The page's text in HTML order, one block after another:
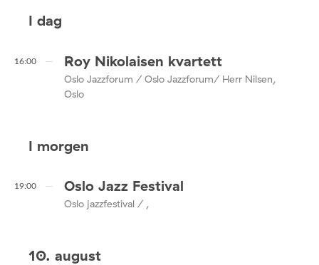
I dag
16:00 Roy Nikolaisen kvartett
Oslo Jazzforum / Oslo Jazzforum/ Herr Nilsen,
Oslo
I morgen
19:00 Oslo Jazz Festival
Oslo jazzfestival / ,
10. august